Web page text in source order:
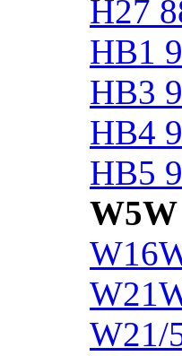
H27
HB1
HB3
HB4
HB5
W5W
W21/